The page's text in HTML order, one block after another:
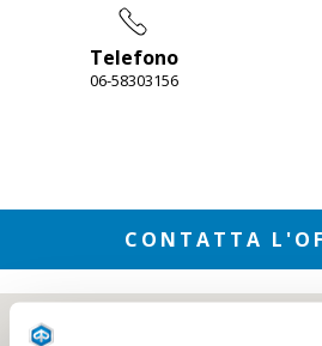
Telefono
06-58303156
CONTATTA